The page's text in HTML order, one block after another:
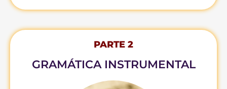
PARTE 2
GRAMÁTICA INSTRUMENTAL